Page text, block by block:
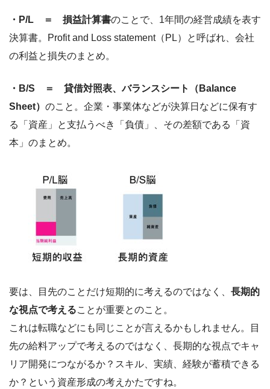
・P/L ＝ 損益計算書のことで、1年間の経営成績を表す
決算書。Profit and Loss statement（PL）と呼ばれ、会社
の利益と損失のまとめ。
・B/S ＝ 貸借対照表、バランスシート（Balance
Sheet） のこと。企業・事業体などが決算日などに保有す
る「資産」と支払うべき「負債」、その差額である「資
本」のまとめ。
要は、目先のことだけ短期的に考えるのではなく、 長期的
な視点で考えることが重要とのこと。
これは転職などにも同じことが言えるかもしれません。目
先の給料アップで考えるのではなく、長期的な視点でキャ
リア開発につながるか？スキル、実績、経験が蓄積できる
か？という資産形成の考えかたですね。